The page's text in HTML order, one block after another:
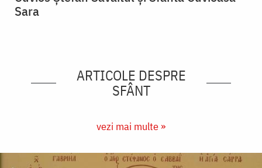
Sara
ARTICOLE DESPRE
SFÂNT
vezi mai multe »